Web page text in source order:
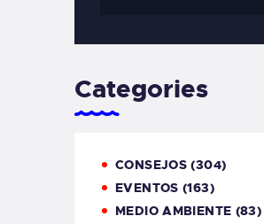
Categories
CONSEJOS (304)
EVENTOS (163)
MEDIO AMBIENTE (83)